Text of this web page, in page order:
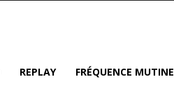
REPLAY FRÉQUENCE MUTINE